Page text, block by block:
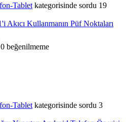
Tablet kategorisinde sordu 19
Akıcı Kullanmanın Püf Noktaları
0 beğenilmeme
Tablet kategorisinde sordu 3